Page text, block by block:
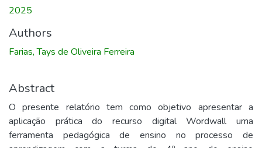
2025
Authors
Farias, Tays de Oliveira Ferreira
Abstract
O presente relatório tem como objetivo apresentar a
aplicação prática do recurso digital Wordwall uma
ferramenta pedagógica de ensino no processo de